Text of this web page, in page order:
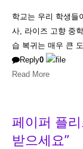
학교는 우리 학생들
사, 라이즈 고향 중
습 복귀는 매우 큰 도
Reply0
Read More
페이퍼 플
받으세요”